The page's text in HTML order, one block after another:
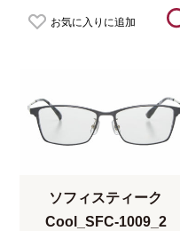
お気に入りに追加
ソフィスティーク
Cool_SFC-1009_2